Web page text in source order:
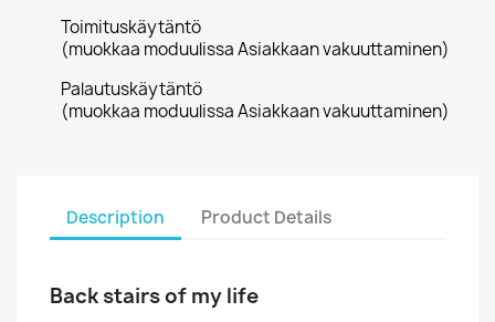
Toimituskäytäntö
(muokkaa moduulissa Asiakkaan vakuuttaminen)
Palautuskäytäntö
(muokkaa moduulissa Asiakkaan vakuuttaminen)
Description Product Details
Back stairs of my life